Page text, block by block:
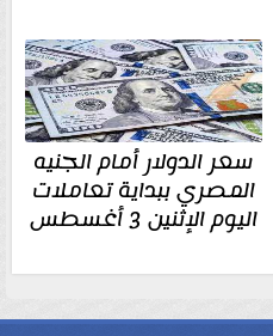
سعر الدولار أمام الجنيه
المصري ببداية تعاملات
اليوم الإثنين 3 أغسطس